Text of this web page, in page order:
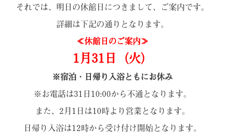
それでは、明日の休館日につきまして、ご案内です。
詳細は下記の通りとなります。
≪休館日のご案内≫
1月31日（火）
※宿泊・日帰り入浴ともにお休み
※お電話は31日10:00から不通となります。
また、2月1日は10時より営業となります。
日帰り入浴は12時から受け付け開始となります。